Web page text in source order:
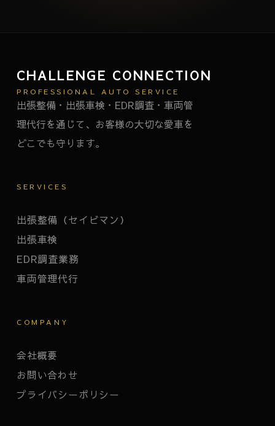
CHALLENGE CONNECTION
PROFESSIONAL AUTO SERVICE
出張整備・出張車検・EDR調査・車両管
理代行を通じて、お客様の大切な愛車を
どこでも守ります。
SERVICES
出張整備（セイビマン）
出張車検
EDR調査業務
車両管理代行
COMPANY
会社概要
お問い合わせ
プライバシーポリシー